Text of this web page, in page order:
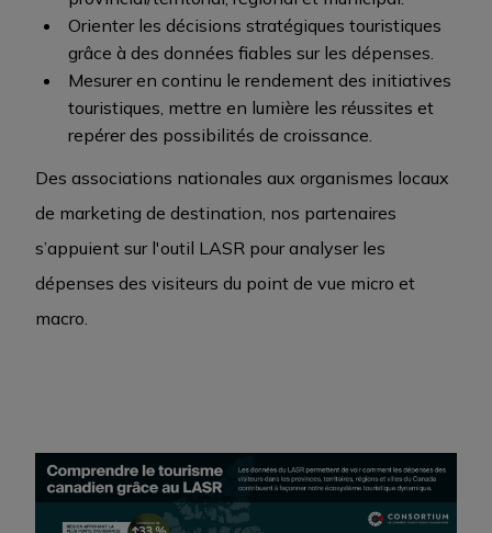
Orienter les décisions stratégiques touristiques
grâce à des données fiables sur les dépenses.
Mesurer en continu le rendement des initiatives
touristiques, mettre en lumière les réussites et
repérer des possibilités de croissance.
Des associations nationales aux organismes locaux
de marketing de destination, nos partenaires
s’appuient sur l'outil LASR pour analyser les
dépenses des visiteurs du point de vue micro et
macro.